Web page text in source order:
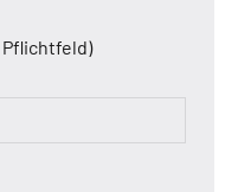
Pflichtfeld)